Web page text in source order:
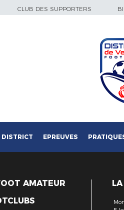
CLUB DES SUPPORTERS
DISTRICT EPREUVES
AMATEUR